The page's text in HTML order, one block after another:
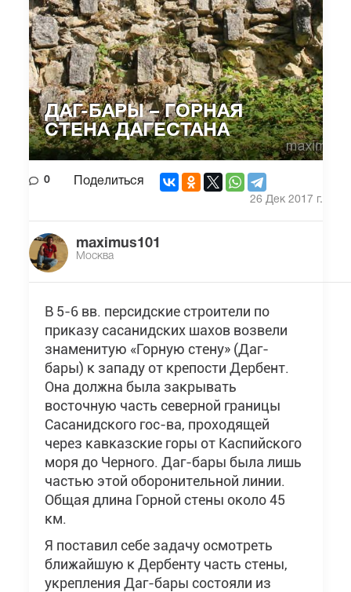
ДАГ-БАРЫ – ГОРНАЯ
СТЕНА ДАГЕСТАНА
0 Поделиться
26 Дек 2017 г.
maximus101
Москва
В 5-6 вв. персидские строители по
приказу сасанидских шахов возвели
знаменитую «Горную стену» (Даг-
бары) к западу от крепости Дербент.
Она должна была закрывать
восточную часть северной границы
Сасанидского гос-ва, проходящей
через кавказские горы от Каспийского
моря до Черного. Даг-бары была лишь
частью этой оборонительной линии.
Общая длина Горной стены около 45
км.
Я поставил себе задачу осмотреть
ближайшую к Дербенту часть стены,
укрепления Даг-бары состояли из